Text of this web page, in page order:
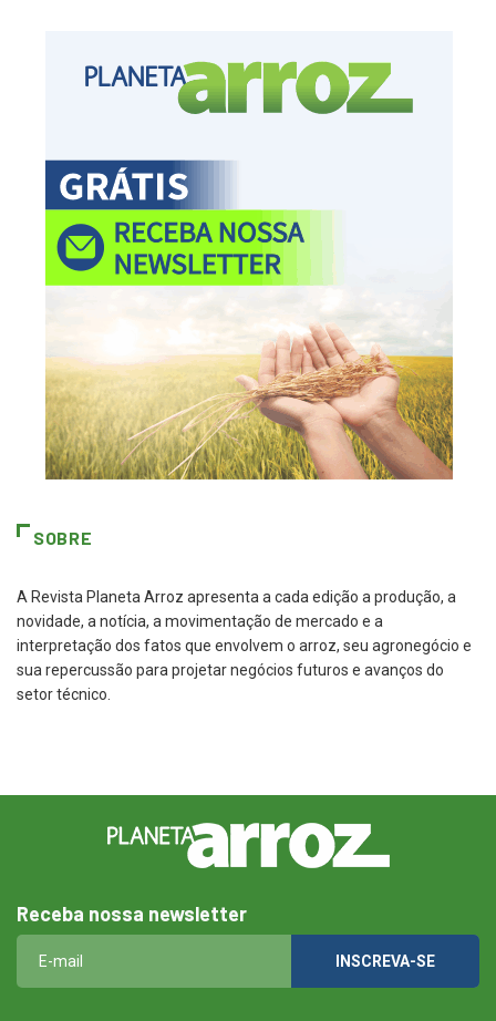
SOBRE
A Revista Planeta Arroz apresenta a cada edição a produção, a
novidade, a notícia, a movimentação de mercado e a
interpretação dos fatos que envolvem o arroz, seu agronegócio e
sua repercussão para projetar negócios futuros e avanços do
setor técnico.
Receba nossa newsletter